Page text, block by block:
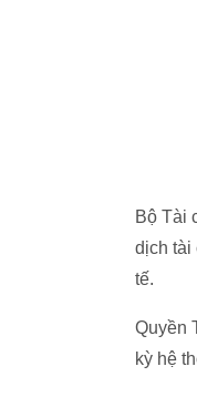
Bộ Tài
dịch tài
tế.
Quyền
kỳ hệ